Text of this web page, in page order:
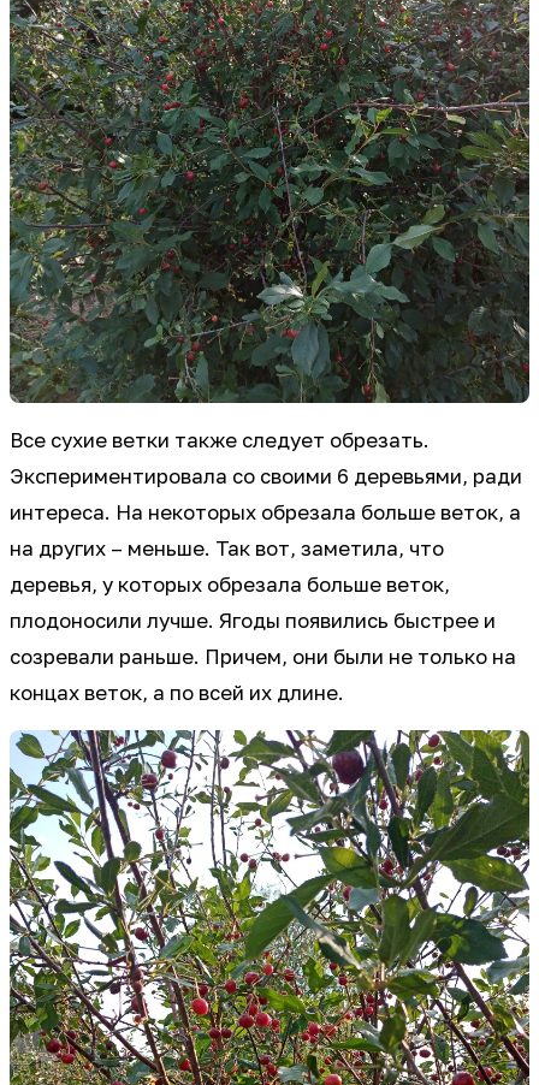
Все сухие ветки также следует обрезать.
Экспериментировала со своими 6 деревьями, ради
интереса. На некоторых обрезала больше веток, а
на других – меньше. Так вот, заметила, что
деревья, у которых обрезала больше веток,
плодоносили лучше. Ягоды появились быстрее и
созревали раньше. Причем, они были не только на
концах веток, а по всей их длине.